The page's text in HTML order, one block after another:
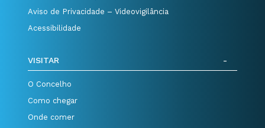
Aviso de Privacidade – Videovigilância
Acessibilidade
VISITAR
O Concelho
Como chegar
Onde comer